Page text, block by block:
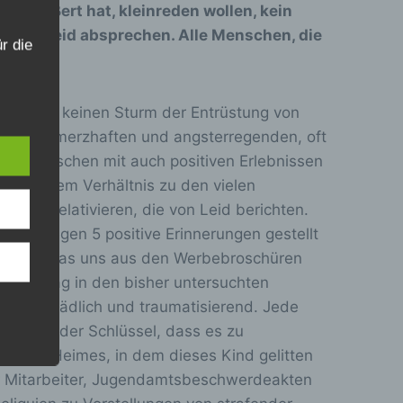
geäußert hat, kleinreden wollen, kein
Leid absprechen. Alle Menschen, die
es keinen Sturm der Entrüstung von
schmerzhaften und angsterregenden, oft
Menschen mit auch positiven Erlebnissen
in keinem Verhältnis zu den vielen
zu relativieren, die von Leid berichten.
gegen 5 positive Erinnerungen gestellt
was uns aus den Werbebroschüren
Alltag in den bisher untersuchten
schädlich und traumatisierend. Jede
liegt der Schlüssel, dass es zu
des Heimes, in dem dieses Kind gelitten
Jugendamtsbeschwerdeakten
die
die